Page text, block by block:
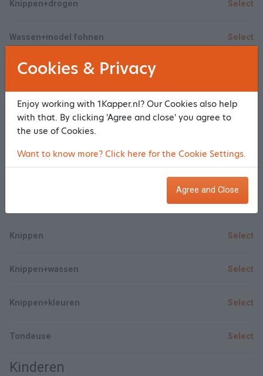
Knippen+drogen Select
Wassen+model fohnen Select
Wassen+knippen+model fohnen
Wassen+watergolven Select
Knippen Select
Knippen+wassen Select
Knippen+kleuren Select
Tondeuse Select
Kinderen
Cookies & Privacy
Enjoy working with 1Kapper.nl? Our Cookies also help
with that. By clicking 'Agree and close' you agree to
the use of Cookies.
Want to know more? Click here for the Cookie Settings.
Agree and Close